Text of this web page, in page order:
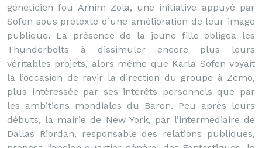
généticien fou Arnim Zola, une initiative appuyé par
Sofen sous prétexte d’une amélioration de leur image
publique. La présence de la jeune fille obligea les
Thunderbolts à dissimuler encore plus leurs
véritables projets, alors même que Karla Sofen voyait
là l’occasion de ravir la direction du groupe à Zemo,
plus intéressée par ses intérêts personnels que par
les ambitions mondiales du Baron. Peu après leurs
débuts, la mairie de New York, par l’intermédiaire de
Dallas Riordan, responsable des relations publiques,